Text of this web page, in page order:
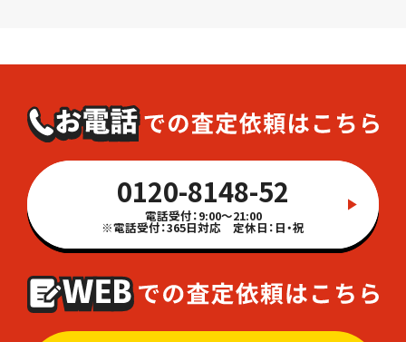
0120-8148-52
電話受付：9:00～21:00
※電話受付：365日対応 定休日：日・祝